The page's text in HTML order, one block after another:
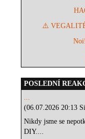
⚠️
POSLEDNÍ
...
(06.07.2026 20:13
Nikdy jsme se
DIY....